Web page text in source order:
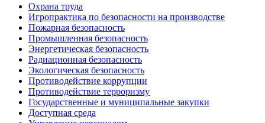
Охрана труда
Игропрактика по безопасности на производстве
Пожарная безопасность
Промышленная безопасность
Энергетическая безопасность
Радиационная безопасность
Экологическая безопасность
Противодействие коррупции
Противодействие терроризму
Государственные и муниципальные закупки
Доступная среда